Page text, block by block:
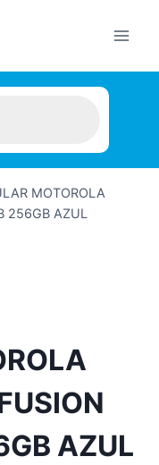
MOTOROLA
256GB AZUL
AZUL